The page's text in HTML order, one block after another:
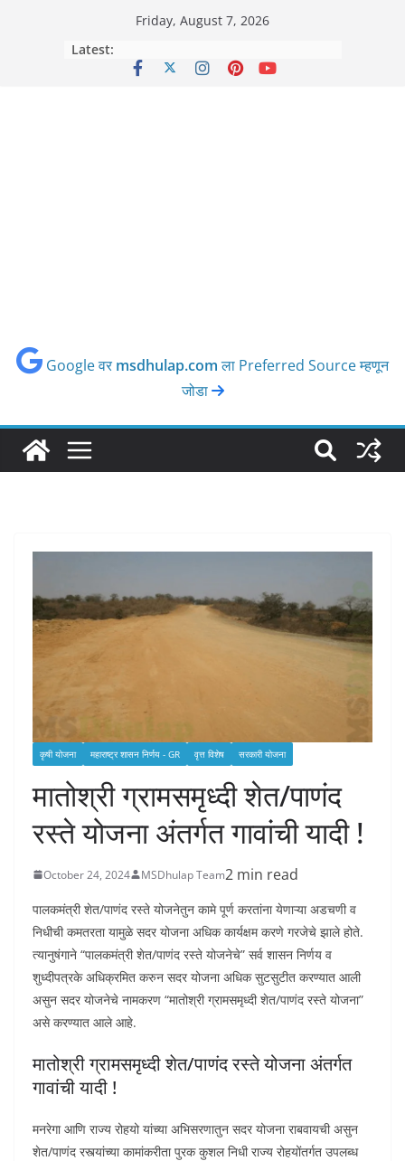
Friday, August 7, 2026
Latest:
Google वर msdhulap.comला Preferred Source म्हणून
जोडा
कृषी योजना महाराष्ट्र शासन निर्णय - GR वृत्त विशेष सरकारी योजना
मातोश्री ग्रामसमृध्दी शेत/पाणंद
रस्ते योजना अंतर्गत गावांची यादी !
October 24, 2024 MSDhulap Team2 min read
पालकमंत्री शेत/पाणंद रस्ते योजनेतुन कामे पूर्ण करतांना येणाऱ्या अडचणी व
निधीची कमतरता यामुळे सदर योजना अधिक कार्यक्षम करणे गरजेचे झाले होते.
त्यानुषंगाने “पालकमंत्री शेत/पाणंद रस्ते योजनेचे” सर्व शासन निर्णय व
शुध्दीपत्रके अधिक्रमित करुन सदर योजना अधिक सुटसुटीत करण्यात आली
असुन सदर योजनेचे नामकरण “मातोश्री ग्रामसमृध्दी शेत/पाणंद रस्ते योजना”
असे करण्यात आले आहे.
मातोश्री ग्रामसमृध्दी शेत/पाणंद रस्ते योजना अंतर्गत
गावांची यादी !
मनरेगा आणि राज्य रोहयो यांच्या अभिसरणातुन सदर योजना राबवायची असुन
शेत/पाणंद रस्त्यांच्या कामांकरीता पुरक कुशल निधी राज्य रोहयोंतर्गत उपलब्ध